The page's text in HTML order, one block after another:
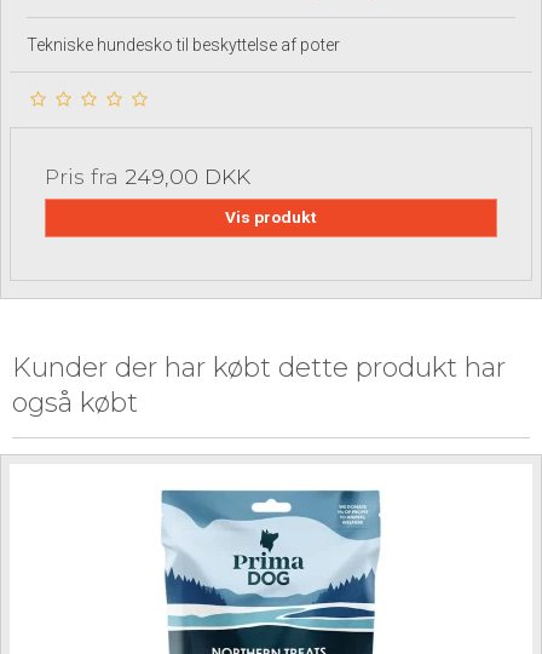
Tekniske hundesko til beskyttelse af poter
Pris fra 249,00 DKK
Vis produkt
Kunder der har købt dette produkt har
også købt